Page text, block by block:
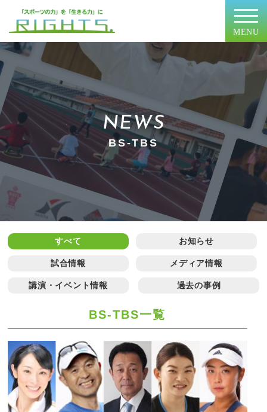
MENU
NEWS
BS-TBS
すべて お知らせ
試合情報 メディア情報
講演・イベント情報 過去の事例
BS-TBS一覧